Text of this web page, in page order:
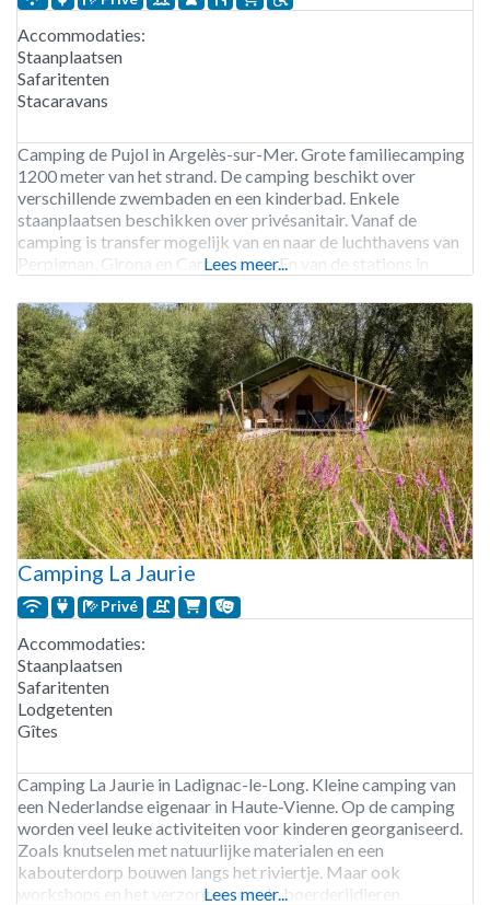
Accommodaties:
Staanplaatsen
Safaritenten
Stacaravans
Camping de Pujol in Argelès-sur-Mer. Grote familiecamping
1200 meter van het strand. De camping beschikt over
verschillende zwembaden en een kinderbad. Enkele
staanplaatsen beschikken over privésanitair. Vanaf de
camping is transfer mogelijk van en naar de luchthavens van
Perpignan, Girona en Carcassonne. En van de stations in
van begin juni tot begin november.
Lees meer...
Camping La Jaurie
Privé
Accommodaties:
Staanplaatsen
Safaritenten
Lodgetenten
Gîtes
Camping La Jaurie in Ladignac-le-Long. Kleine camping van
een Nederlandse eigenaar in Haute-Vienne. Op de camping
worden veel leuke activiteiten voor kinderen georganiseerd.
Zoals knutselen met natuurlijke materialen en een
kabouterdorp bouwen langs het riviertje. Maar ook
workshops en het verzorgen van de boerderijdieren.
Lees meer...